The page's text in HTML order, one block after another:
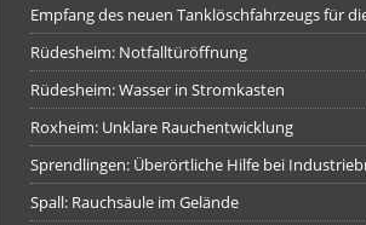
Empfang des neuen Tanklöschfahrzeugs für
Rüdesheim: Notfalltüröffnung
Rüdesheim: Wasser in Stromkasten
Roxheim: Unklare Rauchentwicklung
Sprendlingen: Überörtliche Hilfe bei
Spall: Rauchsäule im Gelände